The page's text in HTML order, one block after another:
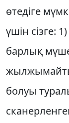
өтедіге
үшін сізге:
барлық
болуы